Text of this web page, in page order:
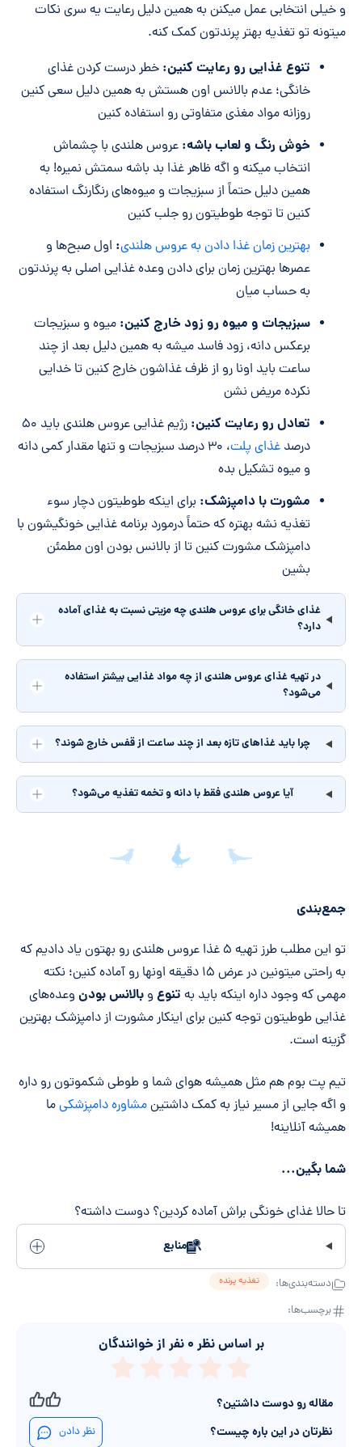
و خیلی انتخابی عمل میکنن به همین دلیل رعایت یه سری نکات
میتونه تو تغذیه بهتر پرندتون کمک کنه.
تنوع غذایی رو رعایت کنین: خطر درست کردن غذای
خانگی؛ عدم بالانس اون هستش به همین دلیل سعی کنین
روزانه مواد مغذی متفاوتی رو استفاده کنین
خوش رنگ و لعاب باشه: عروس هلندی با چشماش
انتخاب میکنه و اگه ظاهر غذا بد باشه سمتش نمیره! به
همین دلیل حتماً از سبزیجات و میوه‌های رنگارنگ استفاده
کنین تا توجه طوطیتون رو جلب کنین
بهترین زمان غذا دادن به عروس هلندی: اول صبح‌ها و
عصرها بهترین زمان برای دادن وعده غذایی اصلی به پرندتون
به حساب میان
سبزیجات و میوه رو زود خارج کنین: میوه و سبزیجات
برعکس دانه، زود فاسد میشه به همین دلیل بعد از چند
ساعت باید اونا رو از ظرف غذاشون خارج کنین تا خدایی
نکرده مریض نشن
تعادل رو رعایت کنین:
رژیم غذایی عروس هلندی باید ۵۰
درصد غذای پلت
، ۳۰ درصد سبزیجات و تنها مقدار کمی دانه
و میوه تشکیل بده
مشورت با دامپزشک: برای اینکه طوطیتون دچار سوء
تغذیه نشه بهتره که حتماً درمورد برنامه غذایی خونگیشون با
دامپزشک مشورت کنین تا از بالانس بودن اون مطمئن
بشین
غذای خانگی برای عروس هلندی چه مزیتی نسبت به غذای آماده
دارد؟
در تهیه غذای عروس هلندی از چه مواد غذایی بیشتر استفاده
می‌شود؟
چرا باید غذاهای تازه بعد از چند ساعت از قفس خارج شوند؟
آیا عروس هلندی فقط با دانه و تخمه تغذیه می‌شود؟
جمع‌بندی
تو این مطلب طرز تهیه ۵ غذا عروس هلندی رو بهتون یاد دادیم که
به راحتی میتونین در عرض ۱۵ دقیقه اونها رو آماده کنین؛ نکته
مهمی که وجود داره اینکه باید به تنوع و بالانس بودن وعده‌های
غذایی طوطیتون توجه کنین برای اینکار مشورت از دامپزشک بهترین
گزینه است.
تیم پت بوم هم مثل همیشه هوای شما و طوطی شکموتون رو داره
و اگه جایی از مسیر نیاز به کمک داشتینمشاوره دامپزشکیما
همیشه آنلاینه!
شما بگین...
تا حالا غذای خونگی براش آماده کردین؟ دوست داشته؟
منابع
دسته‌بندی‌ها: تغذیه پرنده
برچسب‌ها:
بر اساس نظر ۰ نفر از خوانندگان
مقاله رو دوست داشتین؟
نظرتان در این باره چیست؟
نظر دادن